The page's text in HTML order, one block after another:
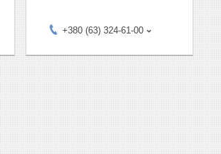
+380 (63) 324-61-00